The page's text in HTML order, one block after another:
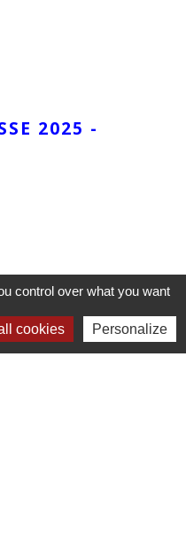
2025 -
control over what you want
cookies Personalize